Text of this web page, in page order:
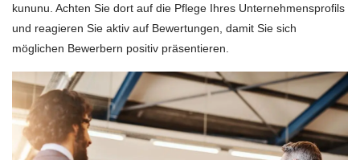
kununu. Achten Sie dort auf die Pflege Ihres Unternehmensprofils
und reagieren Sie aktiv auf Bewertungen, damit Sie sich
möglichen Bewerbern positiv präsentieren.